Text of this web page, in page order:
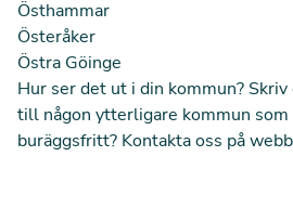
Östhammar
Österåker
Östra Göinge
Hur ser det ut i din kommun? Skriv
till någon ytterligare kommun som
buräggsfritt? Kontakta oss på